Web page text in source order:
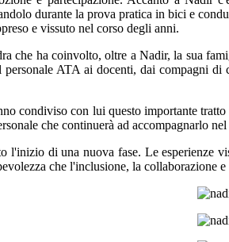
durante la prova pratica in bici e
e vissuto nel corso degli anni.
che ha coinvolto, oltre a Nadir, la sua
ATA ai docenti, dai compagni
condiviso con lui questo importante
che continuerà ad accompagnarlo
l'inizio di una nuova fase. Le esperienze
che l'inclusione, la collaborazione